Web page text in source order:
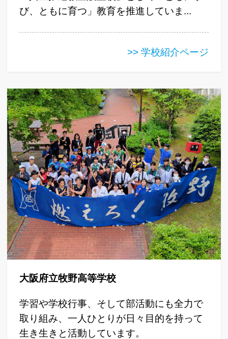
び、ともに育つ」教育を推進していま...
>> 学校紹介ページ
大阪府立牧野高等学校
学習や学校行事、そして部活動にも全力で
取り組み、一人ひとりが日々目的を持って
生き生きと活動しています。